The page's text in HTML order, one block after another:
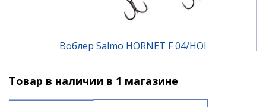
Воблер Salmo HORNET F 04/HOI
1 180 ₽
Товар в наличии в 1 магазине